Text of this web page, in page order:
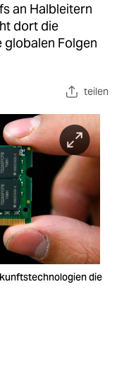
an Halbleitern
dort die
globalen Folgen
teilen
die